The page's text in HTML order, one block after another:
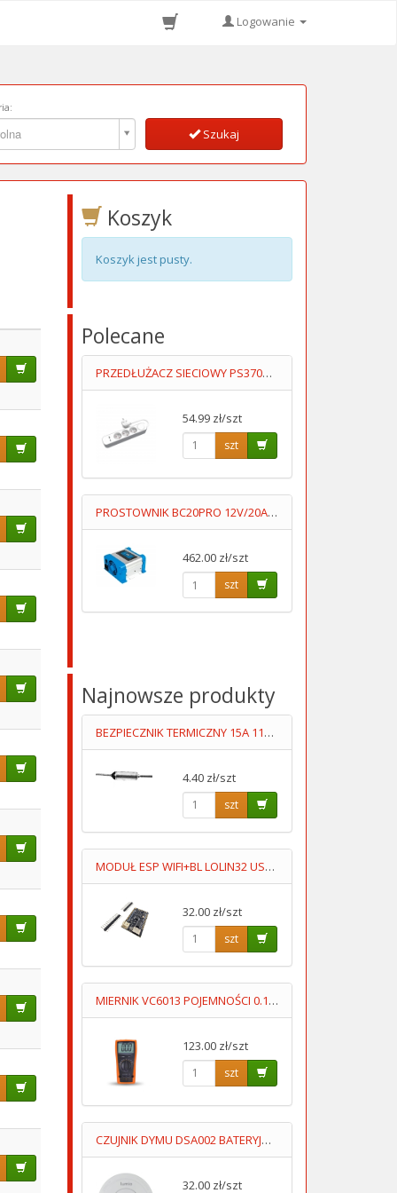
Logowanie
Szukaj
Koszyk
Koszyk jest pusty.
Polecane
PRZEDŁUŻACZ SIECIOWY PS370WS +USBA +USB C 3M 5V/2.4A
54.99 zł/szt
szt
PROSTOWNIK BC20PRO 12V/20A 7 STOPNI ŁADOWANIA AUTOMAT
462.00 zł/szt
szt
Najnowsze produkty
BEZPIECZNIK TERMICZNY 15A 115 STOPNI
4.40 zł/szt
szt
MODUŁ ESP WIFI+BL LOLIN32 USB-C
32.00 zł/szt
szt
MIERNIK VC6013 POJEMNOŚCI 0.1pF-20mF
123.00 zł/szt
szt
CZUJNIK DYMU DSA002 BATERYJNY 9V,AUTONOMICZNY LUMIO
32.00 zł/szt